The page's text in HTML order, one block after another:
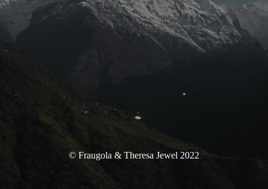
© Fraugola & Theresa Jewel 2022